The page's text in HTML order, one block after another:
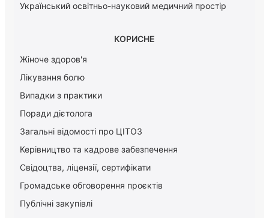
Український освітньо-науковий медичний простір
КОРИСНЕ
Жіноче здоров'я
Лікування болю
Випадки з практики
Поради дієтолога
Загальні відомості про ЦІТОЗ
Керiвництво та кадрове забезпечення
Свідоцтва, ліцензії, сертифікати
Громадське обговорення проєктів
Публічні закупівлі